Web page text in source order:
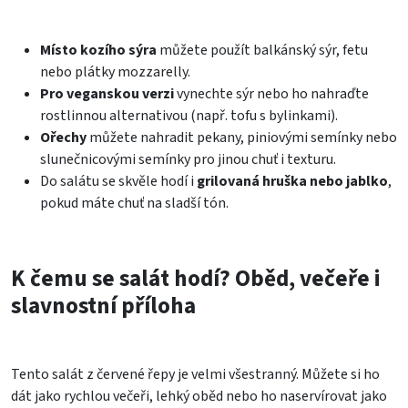
Místo kozího sýra můžete použít balkánský sýr, fetu
nebo plátky mozzarelly.
Pro veganskou verzivynechte sýr nebo ho nahraďte
rostlinnou alternativou (např. tofu s bylinkami).
Ořechymůžete nahradit pekany, piniovými semínky nebo
slunečnicovými semínky pro jinou chuť i texturu.
Do salátu se skvěle hodí i grilovaná hruška nebo jablko,
pokud máte chuť na sladší tón.
K čemu se salát hodí? Oběd, večeře i
slavnostní příloha
Tento salát z červené řepy je velmi všestranný. Můžete si ho
dát jako rychlou večeři, lehký oběd nebo ho naservírovat jako